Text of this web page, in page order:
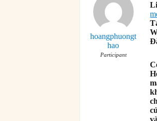
hoangphuongt
hao
Participant